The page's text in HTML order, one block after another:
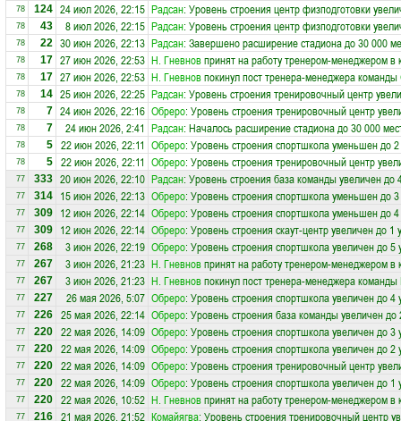
78 124 24 июл 2026, 22:15 Радсан: Уровень строения центр физподготовки
78 43 8 июл 2026, 22:15 Радсан: Уровень строения центр физподготовки
78 22 30 июн 2026, 22:13 Радсан: Завершено расширение стадиона до 30 000
78 17 27 июн 2026, 22:53 Н. Гневновпринят на работу тренером-менеджером в
78 17 27 июн 2026, 22:53 Н. Гневновпокинул пост тренера-менеджера команды
78 14 25 июн 2026, 22:25 Радсан: Уровень строения тренировочный центр
78 7 24 июн 2026, 22:16 Обреро: Уровень строения тренировочный центр
78 7 24 июн 2026, 2:41 Радсан: Началось расширение стадиона до 30 000
78 5 22 июн 2026, 22:11 Обреро: Уровень строения спортшкола уменьшен до
78 5 22 июн 2026, 22:11 Обреро: Уровень строения тренировочный центр
77 333 20 июн 2026, 22:10 Радсан: Уровень строения база команды увеличен до
77 314 15 июн 2026, 22:13 Обреро: Уровень строения спортшкола уменьшен до
77 309 12 июн 2026, 22:14 Обреро: Уровень строения спортшкола уменьшен до
77 309 12 июн 2026, 22:14 Обреро: Уровень строения скаут-центр увеличен до 1
77 268 3 июн 2026, 22:19 Обреро: Уровень строения спортшкола увеличен до 5
77 267 3 июн 2026, 21:23 Н. Гневновпринят на работу тренером-менеджером в
77 267 3 июн 2026, 21:23 Н. Гневновпокинул пост тренера-менеджера команды
77 227 26 мая 2026, 5:07 Обреро: Уровень строения спортшкола увеличен до 4
77 226 25 мая 2026, 22:14 Обреро: Уровень строения база команды увеличен до
77 220 22 мая 2026, 14:09 Обреро: Уровень строения спортшкола увеличен до 3
77 220 22 мая 2026, 14:09 Обреро: Уровень строения спортшкола увеличен до 2
77 220 22 мая 2026, 14:09 Обреро: Уровень строения тренировочный центр
77 220 22 мая 2026, 14:09 Обреро: Уровень строения спортшкола увеличен до 1
77 220 22 мая 2026, 10:52 Н. Гневновпринят на работу тренером-менеджером в
77 216 21 мая 2026, 21:52 Комайягва: Уровень строения тренировочный центр